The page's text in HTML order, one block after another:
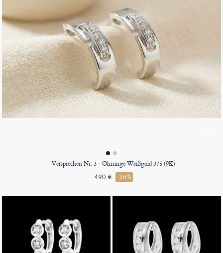
Versprechen Nr. 3 - Ohrringe Weißgold 375 (9K)
490 € -36%